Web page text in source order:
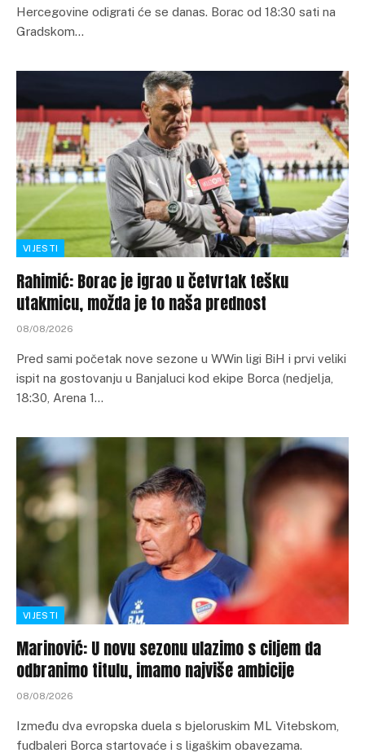
Hercegovine odigrati će se danas. Borac od 18:30 sati na
Gradskom…
VIJESTI
Rahimić: Borac je igrao u četvrtak tešku
utakmicu, možda je to naša prednost
08/08/2026
Pred sami početak nove sezone u WWin ligi BiH i prvi veliki
ispit na gostovanju u Banjaluci kod ekipe Borca (nedjelja,
18:30, Arena 1…
VIJESTI
Marinović: U novu sezonu ulazimo s ciljem da
odbranimo titulu, imamo najviše ambicije
08/08/2026
Između dva evropska duela s bjeloruskim ML Vitebskom,
fudbaleri Borca startovaće i s ligaškim obavezama.